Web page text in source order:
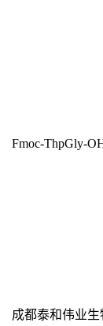
Fmoc-ThpGly-
成都泰和伟业